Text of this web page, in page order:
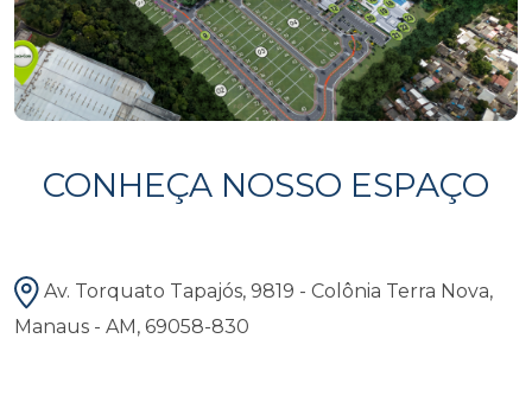
CONHEÇA NOSSO ESPAÇO
Av. Torquato Tapajós, 9819 - Colônia Terra Nova,
Manaus - AM, 69058-830